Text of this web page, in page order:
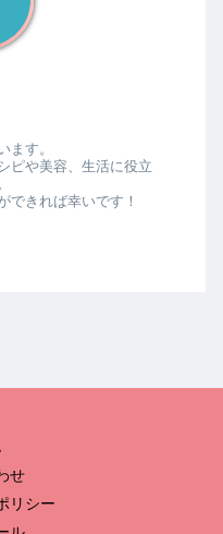
ます。
ピや美容、生活に役立
できれば幸いです！
せ
リシー